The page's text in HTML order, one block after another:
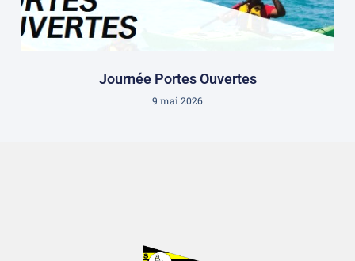
Journée Portes Ouvertes
9 mai 2026